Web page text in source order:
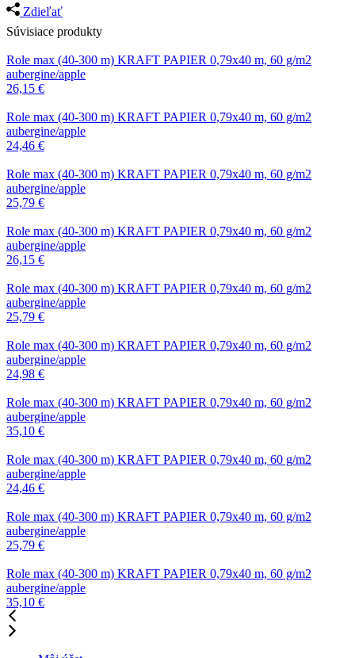
Zdieľať
Súvisiace produkty
Role max (40-300 m) KRAFT PAPIER 0,79x40 m, 60 g/m2
aubergine/apple
26,15 €
Role max (40-300 m) KRAFT PAPIER 0,79x40 m, 60 g/m2
aubergine/apple
24,46 €
Role max (40-300 m) KRAFT PAPIER 0,79x40 m, 60 g/m2
aubergine/apple
25,79 €
Role max (40-300 m) KRAFT PAPIER 0,79x40 m, 60 g/m2
aubergine/apple
26,15 €
Role max (40-300 m) KRAFT PAPIER 0,79x40 m, 60 g/m2
aubergine/apple
25,79 €
Role max (40-300 m) KRAFT PAPIER 0,79x40 m, 60 g/m2
aubergine/apple
24,98 €
Role max (40-300 m) KRAFT PAPIER 0,79x40 m, 60 g/m2
aubergine/apple
35,10 €
Role max (40-300 m) KRAFT PAPIER 0,79x40 m, 60 g/m2
aubergine/apple
24,46 €
Role max (40-300 m) KRAFT PAPIER 0,79x40 m, 60 g/m2
aubergine/apple
25,79 €
Role max (40-300 m) KRAFT PAPIER 0,79x40 m, 60 g/m2
aubergine/apple
35,10 €